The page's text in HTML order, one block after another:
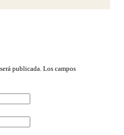
publicada. Los campos